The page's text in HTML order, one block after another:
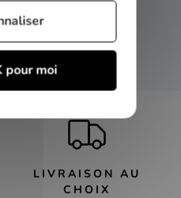
nos bons plans
LIVRAISON AU
CHOIX
pour moi